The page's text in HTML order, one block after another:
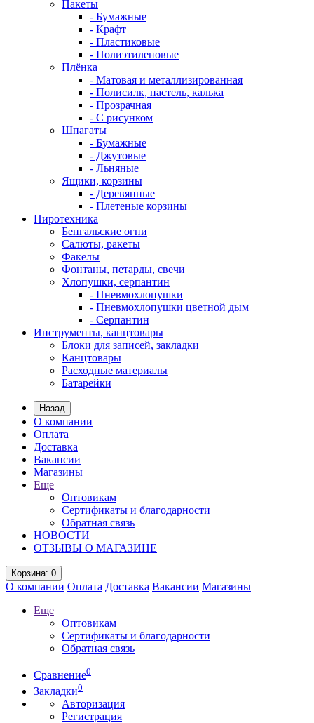
Пакеты
- Бумажные
- Крафт
- Пластиковые
- Полиэтиленовые
Плёнка
- Матовая и металлизированная
- Полисилк, пастель, калька
- Прозрачная
- С рисунком
Шпагаты
- Бумажные
- Джутовые
- Льняные
Ящики, корзины
- Деревянные
- Плетеные корзины
Пиротехника
Бенгальские огни
Салюты, ракеты
Факелы
Фонтаны, петарды, свечи
Хлопушки, серпантин
- Пневмохлопушки
- Пневмохлопушки цветной дым
- Серпантин
Инструменты, канцтовары
Блоки для записей, закладки
Канцтовары
Расходные материалы
Батарейки
Назад
О компании
Оплата
Доставка
Вакансии
Магазины
Еще
Оптовикам
Сертификаты и благодарности
Обратная связь
НОВОСТИ
ОТЗЫВЫ О МАГАЗИНЕ
Корзина: 0
О компании Оплата Доставка Вакансии Магазины
Еще
Оптовикам
Сертификаты и благодарности
Обратная связь
Сравнение0
Закладки0
Авторизация
Регистрация